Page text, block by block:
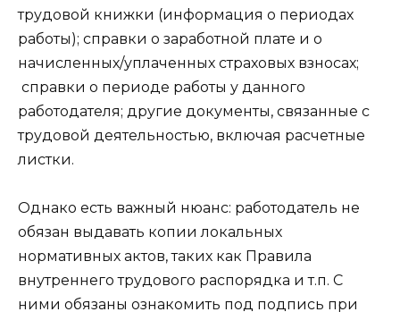
трудовой книжки (информация о периодах
работы); справки о заработной плате и о
начисленных/уплаченных страховых взносах;
справки о периоде работы у данного
работодателя; другие документы, связанные с
трудовой деятельностью, включая расчетные
листки.
Однако есть важный нюанс: работодатель не
обязан выдавать копии локальных
нормативных актов, таких как Правила
внутреннего трудового распорядка и т.п. С
ними обязаны ознакомить под подпись при